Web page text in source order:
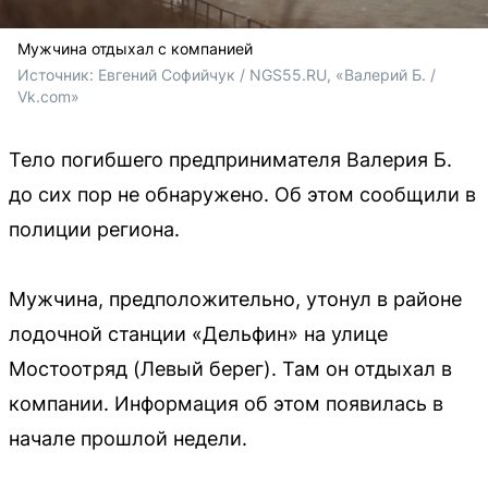
Мужчина отдыхал с компанией
Источник: Евгений Софийчук / NGS55.RU, «Валерий Б. /
Vk.com»
Тело погибшего предпринимателя Валерия Б.
до сих пор не обнаружено. Об этом сообщили в
полиции региона.
Мужчина, предположительно, утонул в районе
лодочной станции «Дельфин» на улице
Мостоотряд (Левый берег). Там он отдыхал в
компании. Информация об этом появилась в
начале прошлой недели.